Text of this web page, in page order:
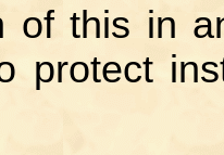
of this in
protect